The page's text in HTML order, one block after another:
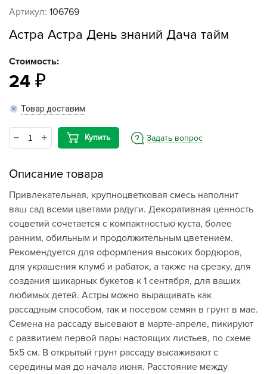
Артикул: 106769
Астра Астра День знаний Дача тайм
Стоимость:
24
Товар доставим
Купить Задать вопрос
Описание товара
Привлекательная, крупноцветковая смесь наполнит
ваш сад всеми цветами радуги. Декоративная ценность
соцветий сочетается с компактностью куста, более
ранним, обильным и продолжительным цветением.
Рекомендуется для оформления высоких бордюров,
для украшения клумб и рабаток, а также на срезку, для
создания шикарных букетов к 1 сентября, для ваших
любимых детей. Астры можно выращивать как
рассадным способом, так и посевом семян в грунт в мае.
Семена на рассаду высевают в марте-апреле, пикируют
с развитием первой пары настоящих листьев, по схеме
5х5 см. В открытый грунт рассаду высаживают с
середины мая до начала июня. Расстояние между